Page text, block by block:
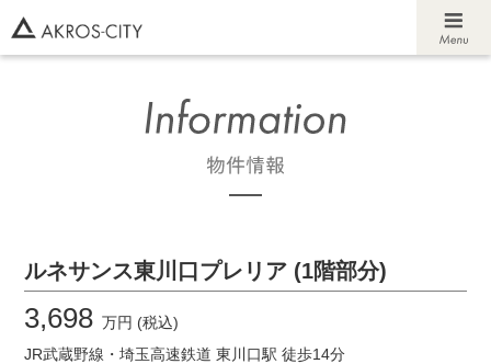
ルネサンス東川口プレリア (1階部分)
3,698 万円 (税込)
JR武蔵野線・埼玉高速鉄道 東川口駅 徒歩14分